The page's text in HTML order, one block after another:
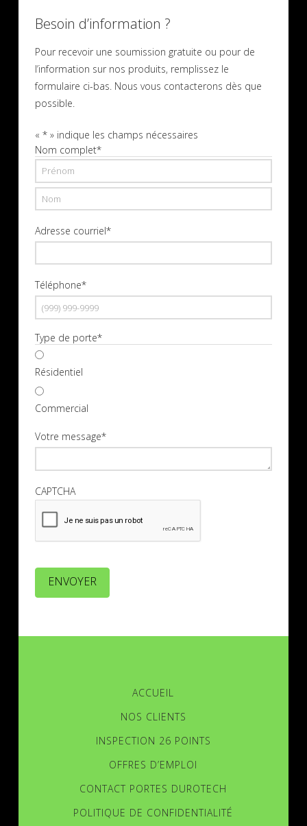
Besoin d’information ?
Pour recevoir une soumission gratuite ou pour de
l’information sur nos produits, remplissez le
formulaire ci-bas. Nous vous contacterons dès que
possible.
« *» indique les champs nécessaires
Nom complet*
Prénom
Adresse courriel*
Téléphone*
Type de porte*
Résidentiel
Commercial
Votre message*
CAPTCHA
ENVOYER
ACCUEIL
NOS CLIENTS
INSPECTION 26 POINTS
OFFRES D’EMPLOI
CONTACT PORTES DUROTECH
POLITIQUE DE CONFIDENTIALITÉ